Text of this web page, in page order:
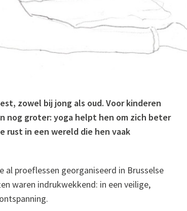
zowel bij jong als oud. Voor kinderen
nog groter: yoga helpt hen om zich beter
in een wereld die hen vaak
al proeflessen georganiseerd in Brusselse
waren indrukwekkend: in een veilige,